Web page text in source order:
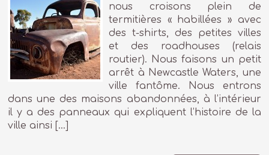
nous croisons plein de
termitières « habillées » avec
des t-shirts, des petites villes
et des roadhouses (relais
routier). Nous faisons un petit
arrêt à Newcastle Waters, une
ville fantôme. Nous entrons
dans une des maisons abandonnées, à l’intérieur
il y a des panneaux qui expliquent l’histoire de la
ville ainsi […]